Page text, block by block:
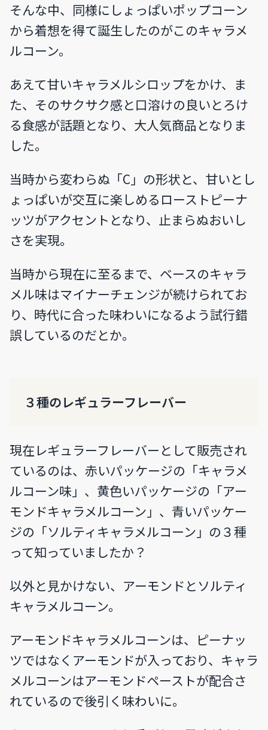
そんな中、同様にしょっぱいポップコーン
から着想を得て誕生したのがこのキャラメ
ルコーン。
あえて甘いキャラメルシロップをかけ、ま
た、そのサクサク感と口溶けの良いとろけ
る食感が話題となり、大人気商品となりま
した。
当時から変わらぬ「C」の形状と、甘いとし
ょっぱいが交互に楽しめるローストピーナ
ッツがアクセントとなり、止まらぬおいし
さを実現。
当時から現在に至るまで、ベースのキャラ
メル味はマイナーチェンジが続けられてお
り、時代に合った味わいになるよう試行錯
誤しているのだとか。
３種のレギュラーフレーバー
現在レギュラーフレーバーとして販売され
ているのは、赤いパッケージの「キャラメ
ルコーン味」、黄色いパッケージの「アー
モンドキャラメルコーン」、青いパッケー
ジの「ソルティキャラメルコーン」の３種
って知っていましたか？
以外と見かけない、アーモンドとソルティ
キャラメルコーン。
アーモンドキャラメルコーンは、ピーナッ
ツではなくアーモンドが入っており、キャラ
メルコーンはアーモンドペーストが配合さ
れているので後引く味わいに。